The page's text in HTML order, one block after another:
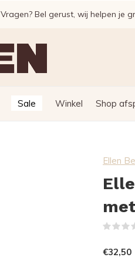
Sale Winkel Shop
Vragen? Bel gerust, wij helpen je
Ellen
€32,50